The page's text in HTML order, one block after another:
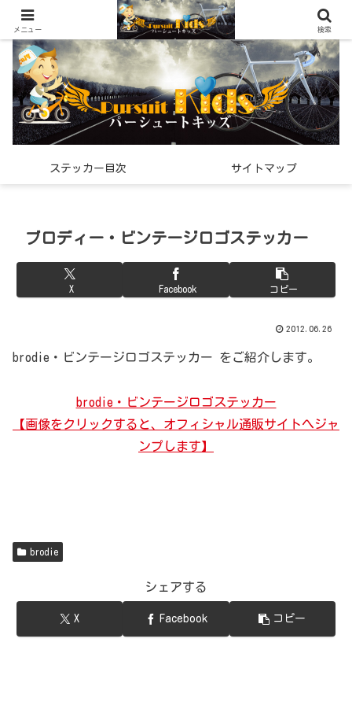
世界中で見つけた「希少なスポーツ雑貨」の紹介メディア
ステッカー目次 サイトマップ
ブロディー・ビンテージロゴステッカー
X Facebook コピー
2012.06.26
brodie・ビンテージロゴステッカー をご紹介します。
brodie・ビンテージロゴステッカー
【画像をクリックすると、オフィシャル通販サイトへジャ
ンプします】
brodie
シェアする
X Facebook コピー
メニュー 検索